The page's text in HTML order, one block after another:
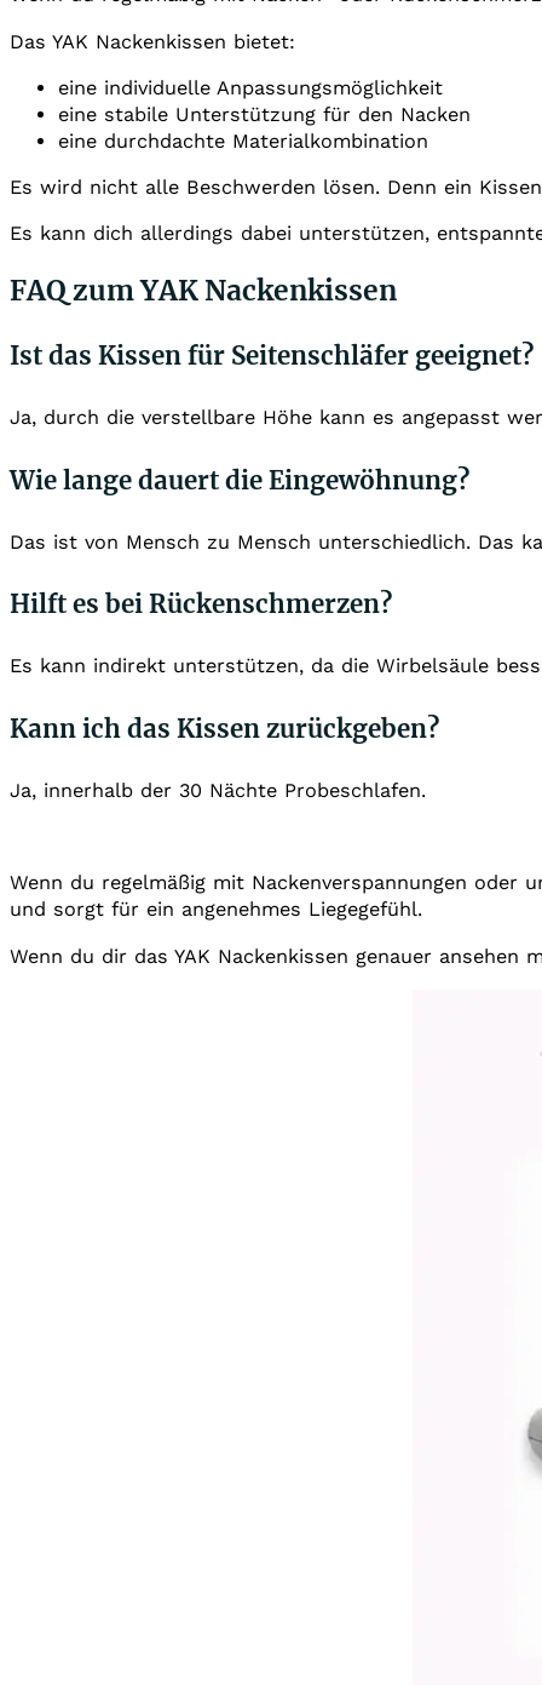
Das YAK Nackenkissen bietet:
eine individuelle Anpassungsmöglichkeit
eine stabile Unterstützung für den Nacken
eine durchdachte Materialkombination
Es wird nicht alle Beschwerden lösen. Denn ein
Es kann dich allerdings dabei unterstützen,
FAQ zum YAK Nackenkissen
Ist das Kissen für Seitenschläfer geeignet?
Ja, durch die verstellbare Höhe kann es angepasst
Wie lange dauert die Eingewöhnung?
Das ist von Mensch zu Mensch unterschiedlich. Das
Hilft es bei Rückenschmerzen?
Es kann indirekt unterstützen, da die Wirbelsäule
Kann ich das Kissen zurückgeben?
Ja, innerhalb der 30 Nächte Probeschlafen.
Wenn du regelmäßig mit Nackenverspannungen oder
und sorgt für ein angenehmes Liegegefühl.
Wenn du dir das YAK Nackenkissen genauer